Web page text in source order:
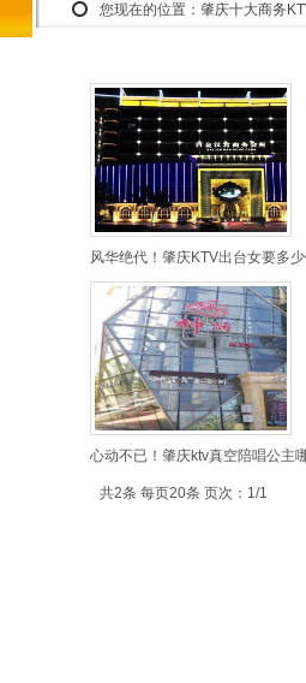
您现在的位置： 肇庆十大商务
风华绝代！肇庆KTV出台女要多
心动不已！肇庆ktv真空陪唱公主
共2条 每页20条 页次：1/1